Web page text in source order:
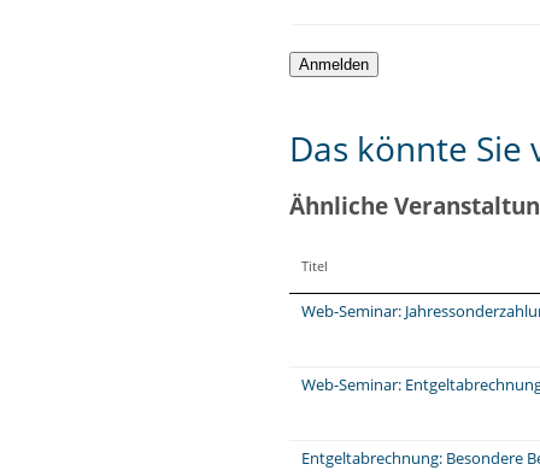
Das könnte
Ähnliche
Titel
Web-Seminar:
Web-Seminar:
Entgeltabrechnung: Besondere